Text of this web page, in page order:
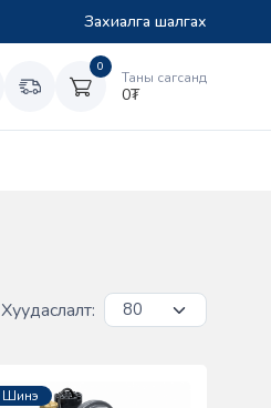
Захиалга шалгах
0
Таны сагсанд
0₮
Хуудаслалт:
Шинэ